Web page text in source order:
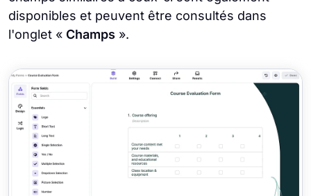
disponibles et peuvent être consultés dans
l'onglet « Champs ».